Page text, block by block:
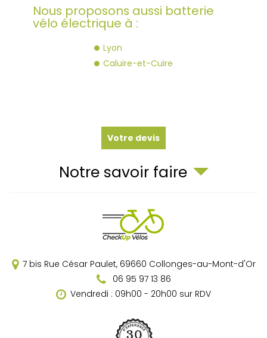
Nous proposons aussi batterie
vélo électrique à :
Lyon
Caluire-et-Cuire
Votre devis
Notre savoir faire
7 bis Rue César Paulet, 69660 Collonges-au-Mont-d'Or
06 95 97 13 86
Vendredi : 09h00 - 20h00 sur RDV